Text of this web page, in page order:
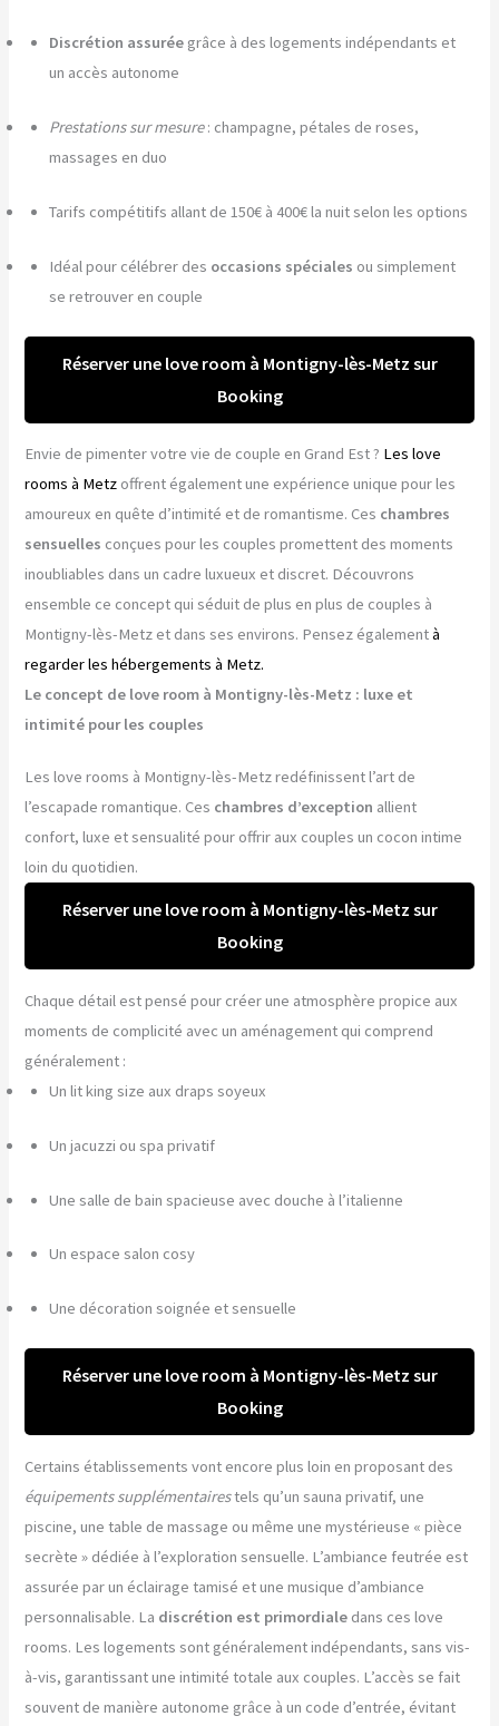
Discrétion assurée grâce à des logements indépendants et
un accès autonome
Prestations sur mesure: champagne, pétales de roses,
massages en duo
Tarifs compétitifs allant de 150€ à 400€ la nuit selon les options
Idéal pour célébrer des occasions spéciales ou simplement
se retrouver en couple
Réserver une love room à Montigny-lès-Metz sur
Booking
Envie de pimenter votre vie de couple en Grand Est ? Les love
rooms à Metz offrent également une expérience unique pour les
amoureux en quête d’intimité et de romantisme. Ces chambres
sensuelles conçues pour les couples promettent des moments
inoubliables dans un cadre luxueux et discret. Découvrons
ensemble ce concept qui séduit de plus en plus de couples à
Montigny-lès-Metz et dans ses environs. Pensez égalementà
regarder les hébergements à Metz.
Le concept de love room à Montigny-lès-Metz : luxe et
intimité pour les couples
Les love rooms à Montigny-lès-Metz redéfinissent l’art de
l’escapade romantique. Ces chambres d’exception allient
confort, luxe et sensualité pour offrir aux couples un cocon intime
loin du quotidien.
Réserver une love room à Montigny-lès-Metz sur
Booking
Chaque détail est pensé pour créer une atmosphère propice aux
moments de complicité avec un aménagement qui comprend
généralement :
Un lit king size aux draps soyeux
Un jacuzzi ou spa privatif
Une salle de bain spacieuse avec douche à l’italienne
Un espace salon cosy
Une décoration soignée et sensuelle
Réserver une love room à Montigny-lès-Metz sur
Booking
Certains établissements vont encore plus loin en proposant des
équipements supplémentairestels qu’un sauna privatif, une
piscine, une table de massage ou même une mystérieuse « pièce
secrète » dédiée à l’exploration sensuelle. L’ambiance feutrée est
assurée par un éclairage tamisé et une musique d’ambiance
personnalisable. La discrétion est primordiale dans ces love
rooms. Les logements sont généralement indépendants, sans vis-
à-vis, garantissant une intimité totale aux couples. L’accès se fait
souvent de manière autonome grâce à un code d’entrée, évitant